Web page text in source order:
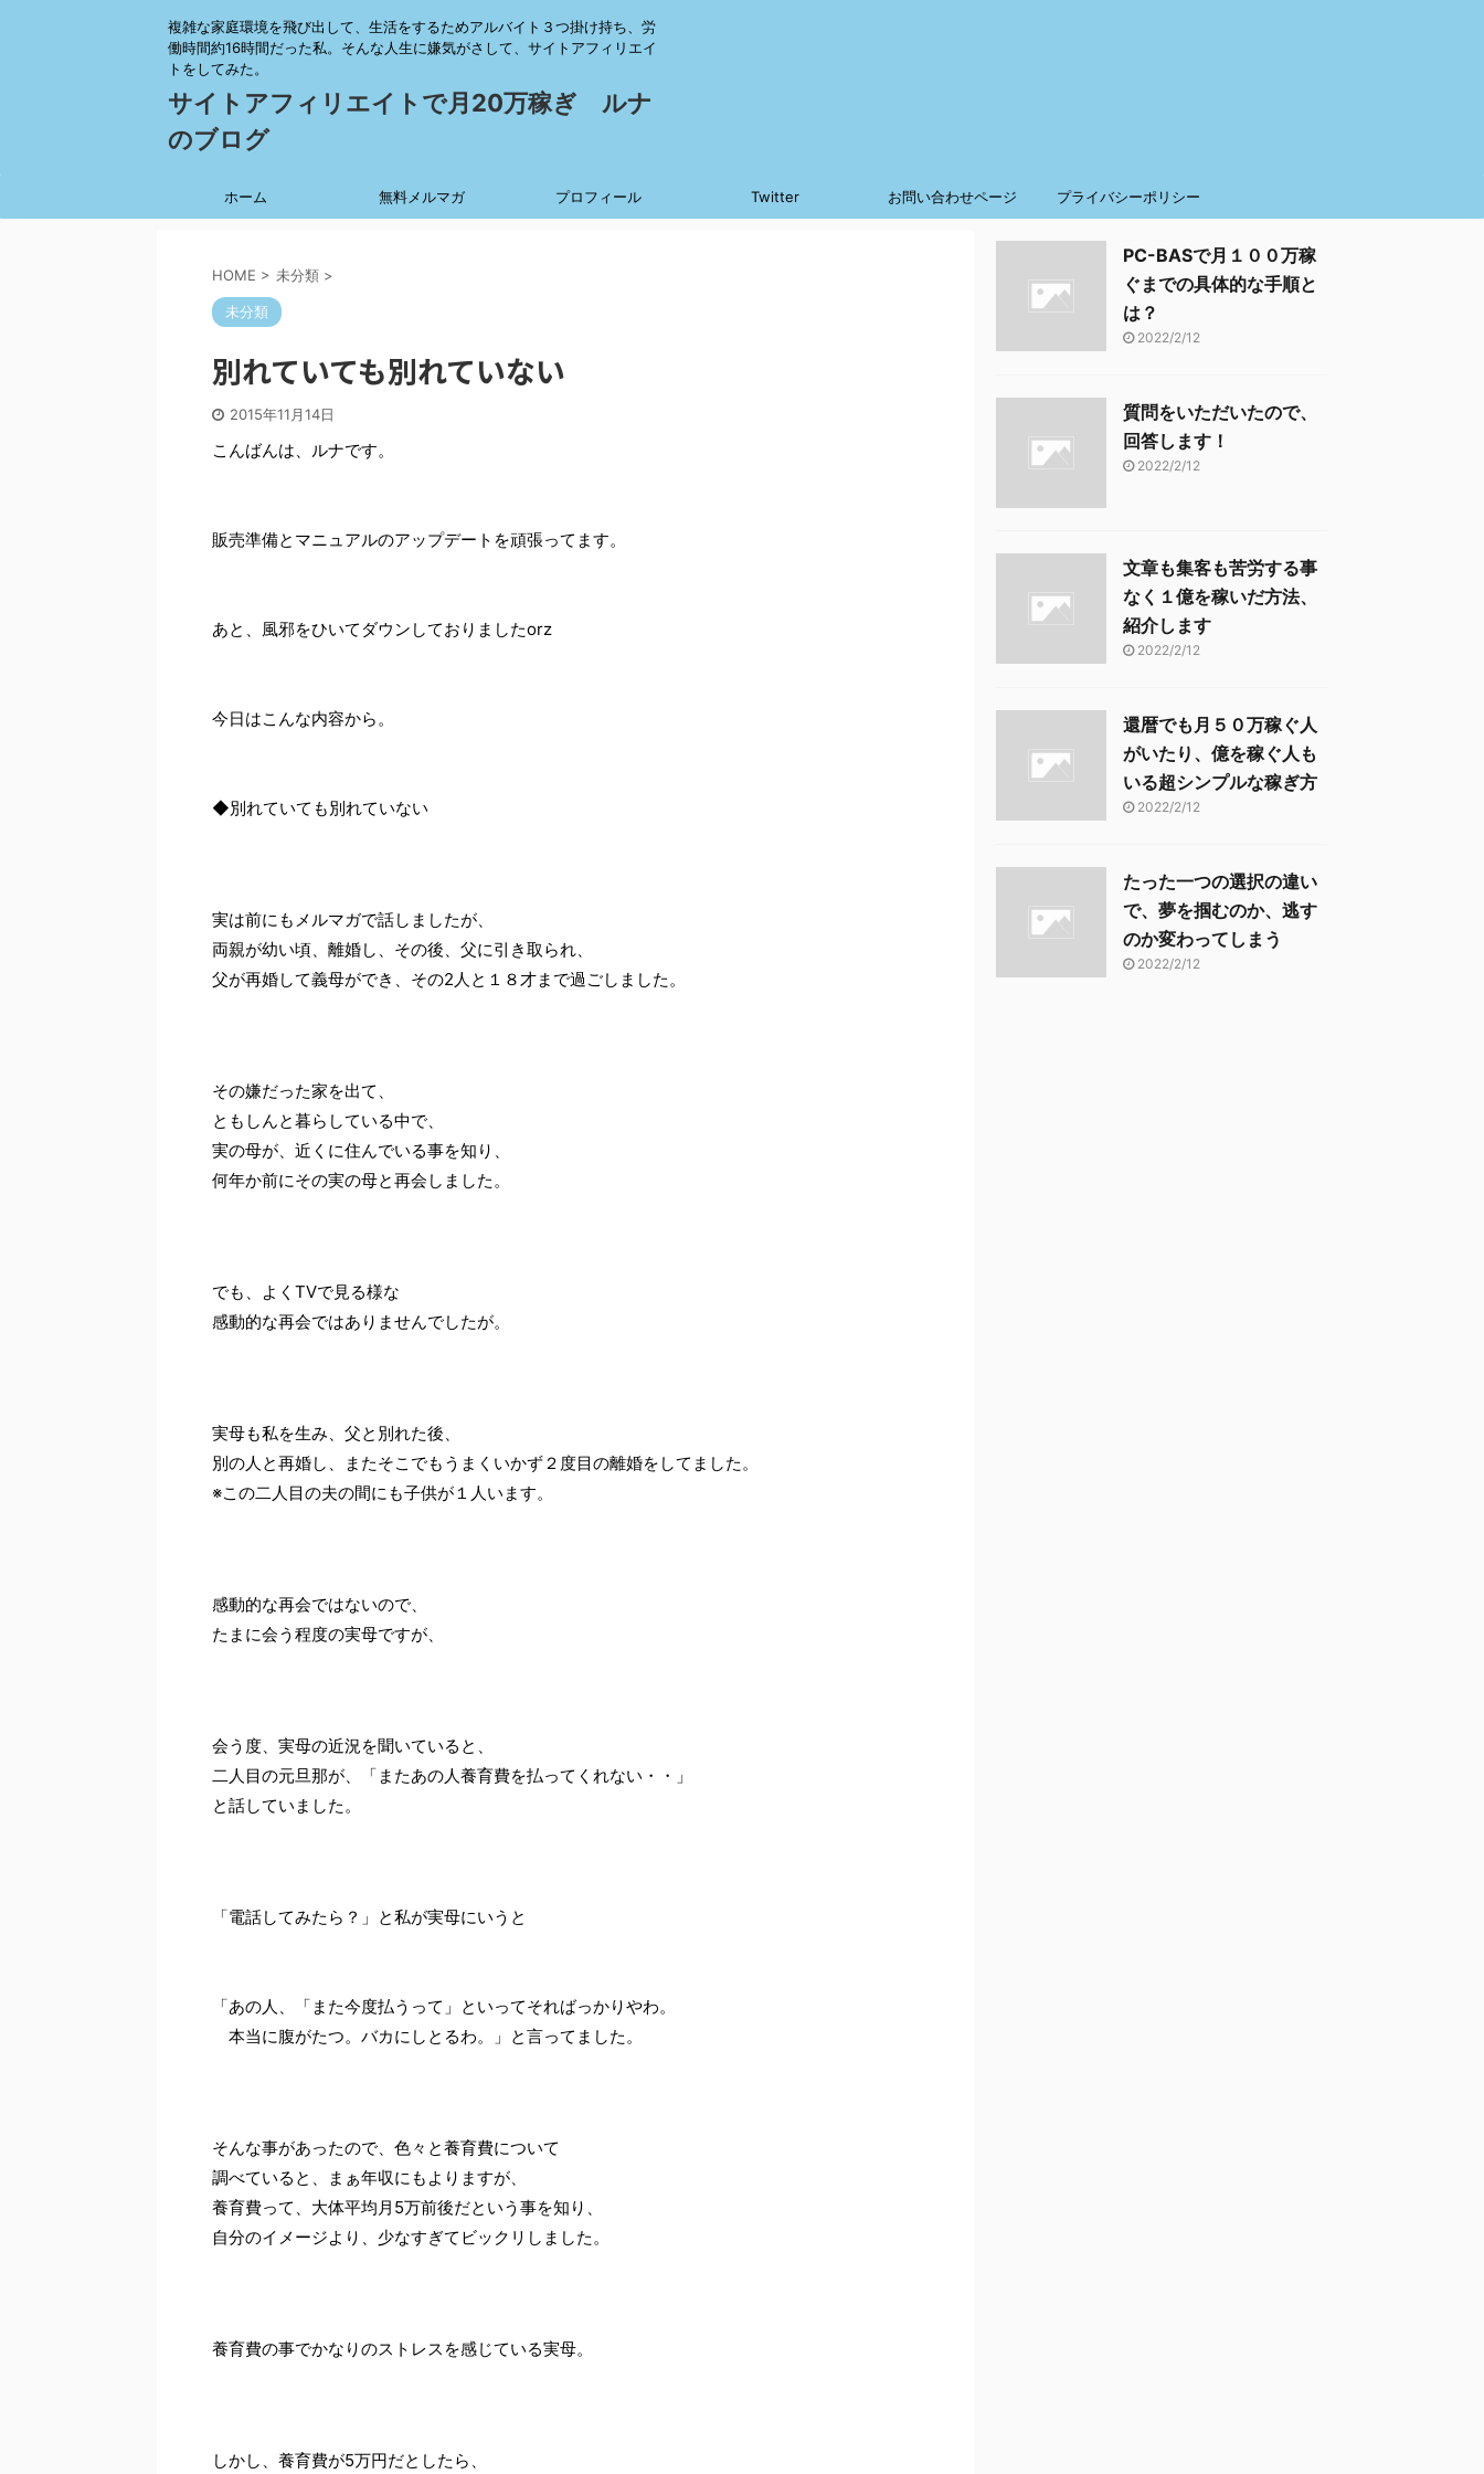
複雑な家庭環境を飛び出して、生活をするためアルバイト３つ掛け持ち、労
働時間約16時間だった私。そんな人生に嫌気がさして、サイトアフィリエイ
トをしてみた。
サイトアフィリエイトで月20万稼ぎ ルナ
のブログ
ホーム 無料メルマガ プロフィール Twitter お問い合わせページ プライバシーポリシー
HOME > 未分類 >
未分類
別れていても別れていない
2015年11月14日
こんばんは、ルナです。
販売準備とマニュアルのアップデートを頑張ってます。
あと、風邪をひいてダウンしておりましたorz
今日はこんな内容から。
◆別れていても別れていない
実は前にもメルマガで話しましたが、
両親が幼い頃、離婚し、その後、父に引き取られ、
父が再婚して義母ができ、その2人と１８才まで過ごしました。
その嫌だった家を出て、
ともしんと暮らしている中で、
実の母が、近くに住んでいる事を知り、
何年か前にその実の母と再会しました。
でも、よくTVで見る様な
感動的な再会ではありませんでしたが。
実母も私を生み、父と別れた後、
別の人と再婚し、またそこでもうまくいかず２度目の離婚をしてました。
※この二人目の夫の間にも子供が１人います。
感動的な再会ではないので、
たまに会う程度の実母ですが、
会う度、実母の近況を聞いていると、
二人目の元旦那が、「またあの人養育費を払ってくれない・・」
と話していました。
「電話してみたら？」と私が実母にいうと
「あの人、「また今度払うって」といってそればっかりやわ。
本当に腹がたつ。バカにしとるわ。」と言ってました。
そんな事があったので、色々と養育費について
調べていると、まぁ年収にもよりますが、
養育費って、大体平均月5万前後だという事を知り、
自分のイメージより、少なすぎてビックリしました。
養育費の事でかなりのストレスを感じている実母。
しかし、養育費が5万円だとしたら、
PC-BASで月１００万稼
ぐまでの具体的な手順と
は？
2022/2/12
質問をいただいたので、
回答します！
2022/2/12
文章も集客も苦労する事
なく１億を稼いだ方法、
紹介します
2022/2/12
還暦でも月５０万稼ぐ人
がいたり、億を稼ぐ人も
いる超シンプルな稼ぎ方
2022/2/12
たった一つの選択の違い
で、夢を掴むのか、逃す
のか変わってしまう
2022/2/12